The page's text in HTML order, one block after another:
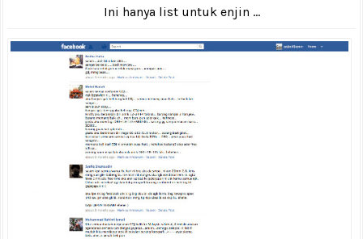
Ini hanya list untuk enjin ...